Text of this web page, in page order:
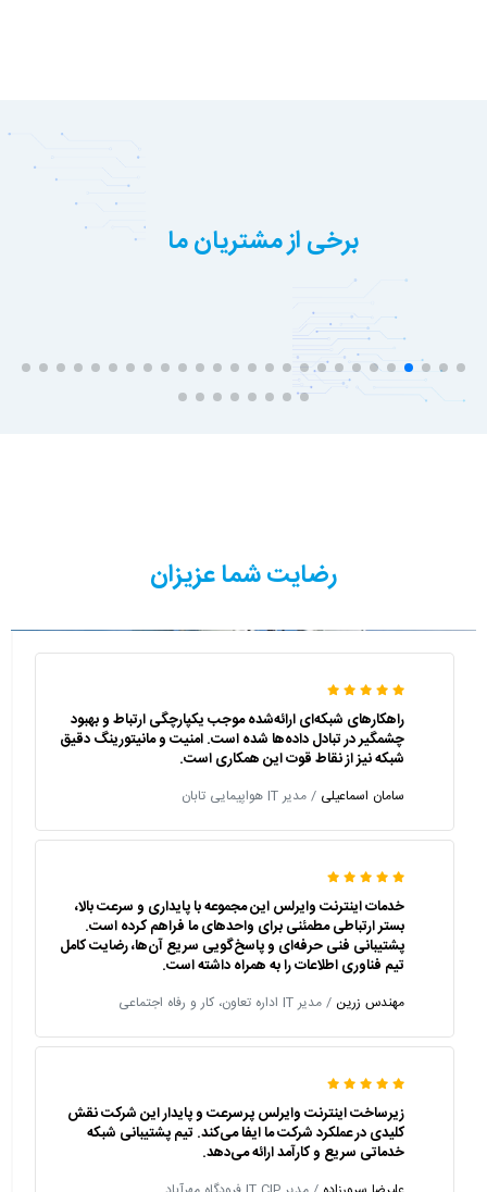
برخی از مشتریان ما
رضایت شما عزیزان
راهکارهای شبکه‌ای ارائه‌شده موجب یکپارچگی ارتباط و بهبود
چشمگیر در تبادل داده‌ها شده است. امنیت و مانیتورینگ دقیق
شبکه نیز از نقاط قوت این همکاری است.
سامان اسماعیلی / مدیر IT هواپیمایی تابان
خدمات اینترنت وایرلس این مجموعه با پایداری و سرعت بالا،
بستر ارتباطی مطمئنی برای واحدهای ما فراهم کرده است.
پشتیبانی فنی حرفه‌ای و پاسخ‌گویی سریع آن‌ها، رضایت کامل
تیم فناوری اطلاعات را به همراه داشته است.
مهندس زرین / مدیر IT اداره تعاون، کار و رفاه اجتماعی
زیرساخت اینترنت وایرلس پرسرعت و پایدار این شرکت نقش
کلیدی در عملکرد شرکت ما ایفا می‌کند. تیم پشتیبانی شبکه
خدماتی سریع و کارآمد ارائه می‌دهد.